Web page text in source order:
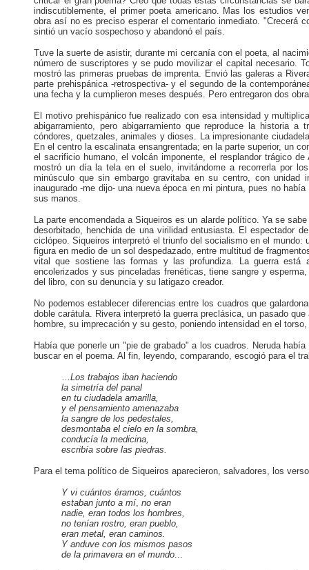
indiscutiblemente, el primer poeta americano. Mas los estudios
obra así no es preciso esperar el comentario inmediato. "Crecerá
sintió un vacío sospechoso y abandonó el país.
Tuve la suerte de asistir, durante mi cercanía con el poeta, al
número de suscriptores y se pudo movilizar el capital necesario.
mostró las primeras pruebas de imprenta. Envió las galeras a
parte prehispánica -retrospectiva- y el segundo de la
una fecha y la cumplieron meses después. Pero entregaron dos
El motivo prehispánico fue realizado con esa intensidad y
abigarramiento, pero abigarramiento que reproduce la historia
cóndores, quetzales, animales y dioses. La impresionante
En el centro la escalinata ensangrentada; en la parte superior, un
el sacrificio humano, el volcán imponente, el resplandor trágico
mostró un día la tela en el suelo, invitándome a recorrerla por
minúsculo que sin embargo gravitaba en su centro, con
inaugurado -me dijo- una nueva época en mi pintura, pues no
sus manos.
La parte encomendada a Siqueiros es un alarde político. Ya se
desorbitado, henchida de una virilidad entusiasta. El espectador
ciclópeo. Siqueiros interpretó el triunfo del socialismo en el
figura en medio de un sol despedazado, entre multitud de
vital que sostiene las formas y las profundiza. La guerra
encolerizados y sus pinceladas frenéticas, tiene sangre y
del libro, con su denuncia y su latigazo creador.
No podemos establecer diferencias entre los cuadros que
doble carátula. Rivera interpretó la guerra preclásica, un pasado
hombre, su imprecación y su gesto, poniendo intensidad en el
Había que ponerle un "pie de grabado" a los cuadros. Neruda
buscar en el poema. Al fin, leyendo, comparando, escogió para el
…Los trabajos iban haciendo
la simetría del panal
en tu ciudadela amarilla,
y el pensamiento amenazaba
la sangre de los pedestales,
desmontaba el cielo en la sombra,
conducía la medicina,
escribía sobre las piedras.
Para el tema político de Siqueiros aparecieron, salvadores, los
Y vi cuántos éramos, cuántos
estaban junto a mí, no eran
nadie, eran todos los hombres,
no tenían rostro, eran pueblo,
eran metal, eran caminos.
Y anduve con los mismos pasos
de la primavera en el mundo...